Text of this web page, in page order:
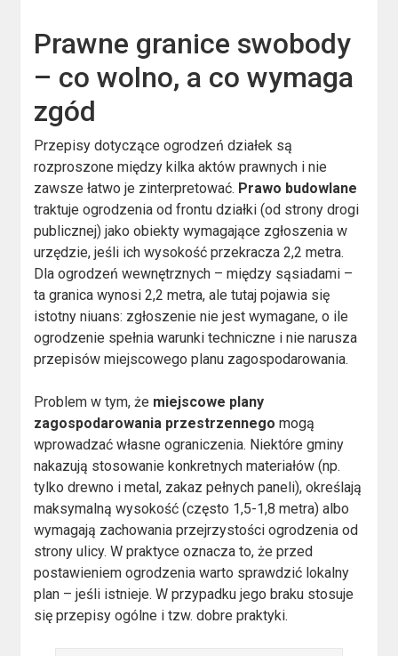
Prawne granice swobody
– co wolno, a co wymaga
zgód
Przepisy dotyczące ogrodzeń działek są
rozproszone między kilka aktów prawnych i nie
zawsze łatwo je zinterpretować. Prawo budowlane
traktuje ogrodzenia od frontu działki (od strony drogi
publicznej) jako obiekty wymagające zgłoszenia w
urzędzie, jeśli ich wysokość przekracza 2,2 metra.
Dla ogrodzeń wewnętrznych – między sąsiadami –
ta granica wynosi 2,2 metra, ale tutaj pojawia się
istotny niuans: zgłoszenie nie jest wymagane, o ile
ogrodzenie spełnia warunki techniczne i nie narusza
przepisów miejscowego planu zagospodarowania.
Problem w tym, że miejscowe plany
zagospodarowania przestrzennego mogą
wprowadzać własne ograniczenia. Niektóre gminy
nakazują stosowanie konkretnych materiałów (np.
tylko drewno i metal, zakaz pełnych paneli), określają
maksymalną wysokość (często 1,5-1,8 metra) albo
wymagają zachowania przejrzystości ogrodzenia od
strony ulicy. W praktyce oznacza to, że przed
postawieniem ogrodzenia warto sprawdzić lokalny
plan – jeśli istnieje. W przypadku jego braku stosuje
się przepisy ogólne i tzw. dobre praktyki.